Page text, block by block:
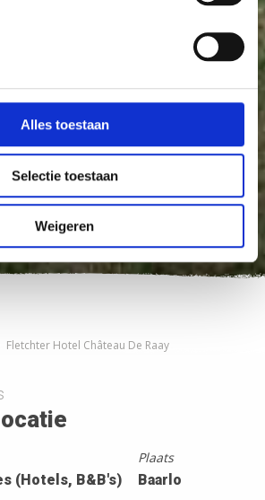
Alles toestaan
Selectie toestaan
Weigeren
Fletchter Hotel Château De Raay
(Hotels, B&B's)
Plaats
Baarlo